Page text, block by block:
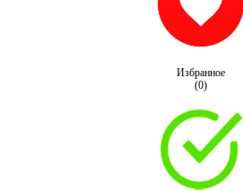
Избранное
(0)